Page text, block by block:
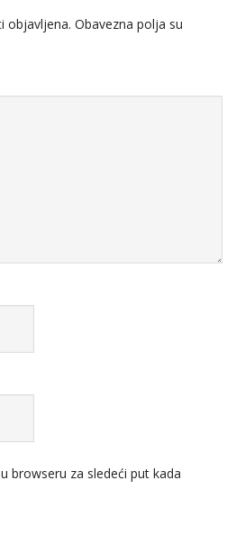
objavljena. Obavezna polja su
browseru za sledeći put kada